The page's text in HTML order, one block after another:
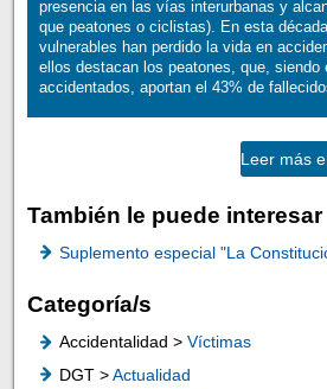
presencia en las vías interurbanas y
que peatones o ciclistas). En esta
vulnerables han perdido la vida en
ellos destacan los peatones, que, siendo
accidentados, aportan el 43% de
Leer más
También le puede interesar
Suplemento especial "La
Categoría/s
Accidentalidad > Víctimas
DGT >Actualidad